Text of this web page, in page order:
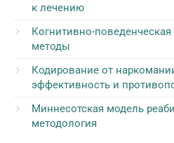
к лечению
Когнитивно-
методы
Кодирование от
эффективность и
Миннесотская модель
методология